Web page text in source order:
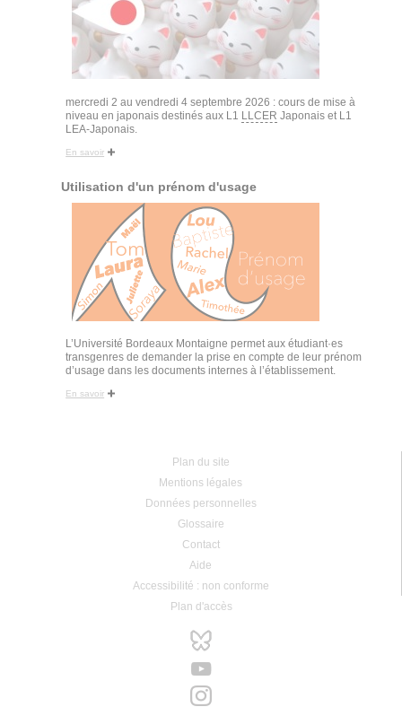
mercredi 2 au vendredi 4 septembre 2026 : cours de mise à
niveau en japonais destinés aux L1 LLCER Japonais et L1
LEA-Japonais.
En savoir
Utilisation d'un prénom d'usage
L’Université Bordeaux Montaigne permet aux étudiant·es
transgenres de demander la prise en compte de leur prénom
d’usage dans les documents internes à l’établissement.
En savoir
Plan du site
Mentions légales
Données personnelles
Glossaire
Contact
Aide
Accessibilité : non conforme
Plan d'accès